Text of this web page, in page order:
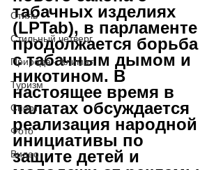
Стиль
Стильный четверг
Природа - Климат
Туризм
Спорт
Фото
Видео
табачных изделиях
(LPTab), в парламенте
продолжается борьба
с табачным дымом и
никотином. В
настоящее время в
палатах обсуждается
реализация народной
инициативы по
защите детей и